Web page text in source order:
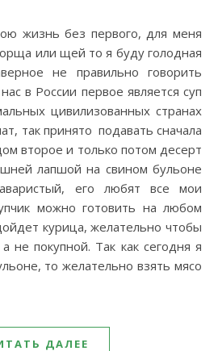
или щей то я буду голодная
не правильно говорить
в России первое является суп
цивилизованных странах
так принято подавать сначала
второе и только потом десерт
лапшой на свином бульоне
его любят все мои
можно готовить на любом
курица, желательно чтобы
не покупной. Так как сегодня я
то желательно взять мясо
ДАЛЕЕ